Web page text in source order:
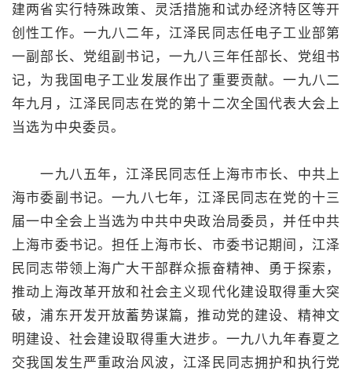
建两省实行特殊政策、灵活措施和试办经济特区等开
创性工作。一九八二年，江泽民同志任电子工业部第
一副部长、党组副书记，一九八三年任部长、党组书
记，为我国电子工业发展作出了重要贡献。一九八二
年九月，江泽民同志在党的第十二次全国代表大会上
当选为中央委员。
一九八五年，江泽民同志任上海市市长、中共上
海市委副书记。一九八七年，江泽民同志在党的十三
届一中全会上当选为中共中央政治局委员，并任中共
上海市委书记。担任上海市长、市委书记期间，江泽
民同志带领上海广大干部群众振奋精神、勇于探索，
推动上海改革开放和社会主义现代化建设取得重大突
破，浦东开发开放蓄势谋篇，推动党的建设、精神文
明建设、社会建设取得重大进步。一九八九年春夏之
交我国发生严重政治风波，江泽民同志拥护和执行党